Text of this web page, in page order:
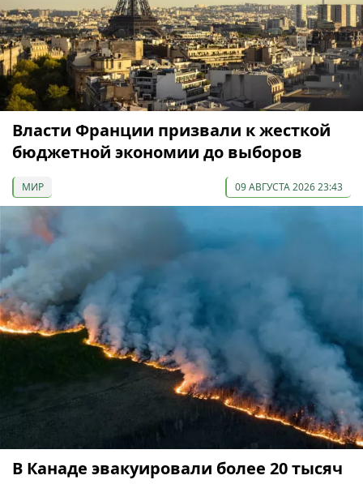
Власти Франции призвали к жесткой
бюджетной экономии до выборов
МИР 09 АВГУСТА 2026 23:43
В Канаде эвакуировали более 20 тысяч